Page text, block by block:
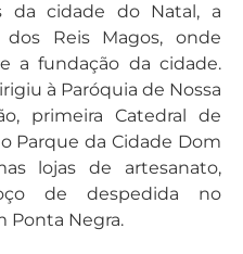
da cidade do Natal, a
Reis Magos, onde
a fundação da cidade.
à Paróquia de Nossa
primeira Catedral de
Parque da Cidade Dom
lojas de artesanato,
de despedida no
Ponta Negra.